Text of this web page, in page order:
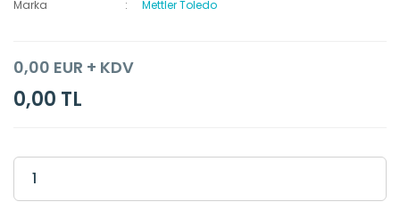
Marka
Mettler Toledo
0,00 EUR + KDV
0,00 TL